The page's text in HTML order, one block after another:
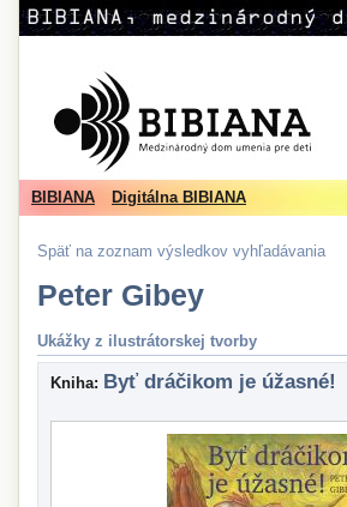
BIBIANA Digitálna BIBIANA
Späť na zoznam výsledkov vyhľadávania
Peter Gibey
Ukážky z ilustrátorskej tvorby
Kniha: Byť dráčikom je úžasné!